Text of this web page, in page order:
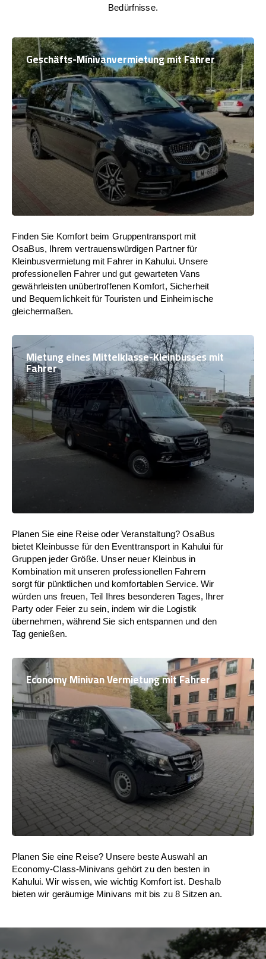
Bedürfnisse.
Geschäfts-Minivanvermietung mit Fahrer
Finden Sie Komfort beim Gruppentransport mit
OsaBus, Ihrem vertrauenswürdigen Partner für
Kleinbusvermietung mit Fahrer in Kahului. Unsere
professionellen Fahrer und gut gewarteten Vans
gewährleisten unübertroffenen Komfort, Sicherheit
und Bequemlichkeit für Touristen und Einheimische
gleichermaßen.
Mietung eines Mittelklasse-Kleinbusses mit
Fahrer
Planen Sie eine Reise oder Veranstaltung? OsaBus
bietet Kleinbusse für den Eventtransport in Kahului für
Gruppen jeder Größe. Unser neuer Kleinbus in
Kombination mit unseren professionellen Fahrern
sorgt für pünktlichen und komfortablen Service. Wir
würden uns freuen, Teil Ihres besonderen Tages, Ihrer
Party oder Feier zu sein, indem wir die Logistik
übernehmen, während Sie sich entspannen und den
Tag genießen.
Economy Minivan Vermietung mit Fahrer
Planen Sie eine Reise? Unsere beste Auswahl an
Economy-Class-Minivans gehört zu den besten in
Kahului. Wir wissen, wie wichtig Komfort ist. Deshalb
bieten wir geräumige Minivans mit bis zu 8 Sitzen an.